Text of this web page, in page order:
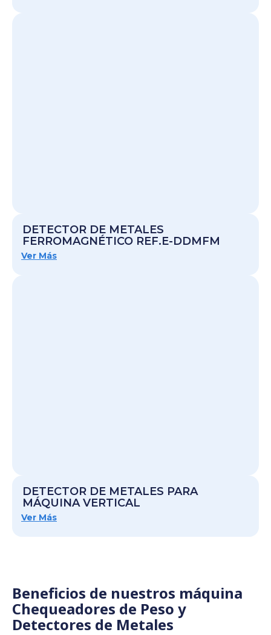
DETECTOR DE METALES
FERROMAGNÉTICO REF.E-DDMFM
Ver Más
DETECTOR DE METALES PARA
MÁQUINA VERTICAL
Ver Más
Beneficios de nuestros máquina
Chequeadores de Peso y
Detectores de Metales